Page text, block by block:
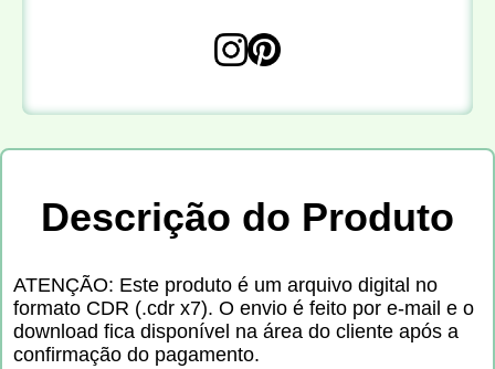
Descrição do Produto
ATENÇÃO: Este produto é um arquivo digital no
formato CDR (.cdr x7). O envio é feito por e-mail e o
download fica disponível na área do cliente após a
confirmação do pagamento.